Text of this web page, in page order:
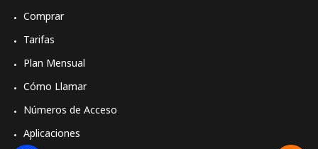
Comprar
Tarifas
Plan Mensual
Cómo Llamar
Números de Acceso
Aplicaciones